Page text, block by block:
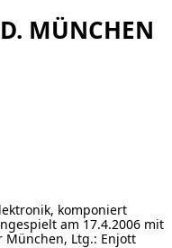
MÜNCHEN
komponiert
am 17.4.2006 mit
München, Ltg.: Enjott